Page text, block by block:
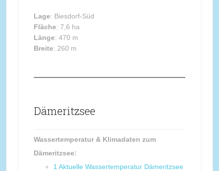
Lage: Biesdorf-Süd
Fläche: 7,6 ha
Länge: 470 m
Breite: 260 m
Dämeritzsee
Wassertemperatur & Klimadaten zum
Dämeritzsee:
1 Aktuelle Wassertemperatur Dämeritzsee